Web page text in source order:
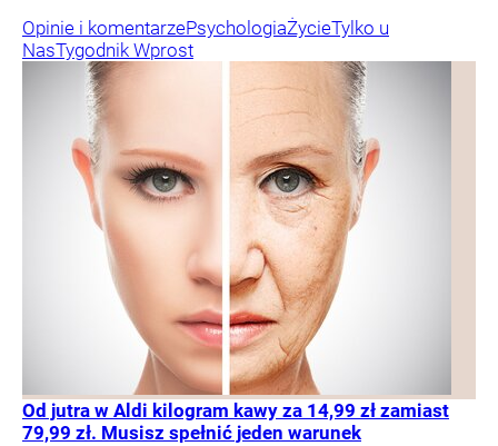
Opinie i komentarzePsychologiaŻycieTylko u
NasTygodnik Wprost
Od jutra w Aldi kilogram kawy za 14,99 zł zamiast
79,99 zł. Musisz spełnić jeden warunek